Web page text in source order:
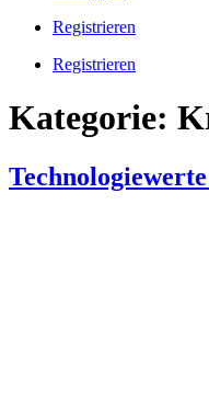
Registrieren
Registrieren
Kategorie: